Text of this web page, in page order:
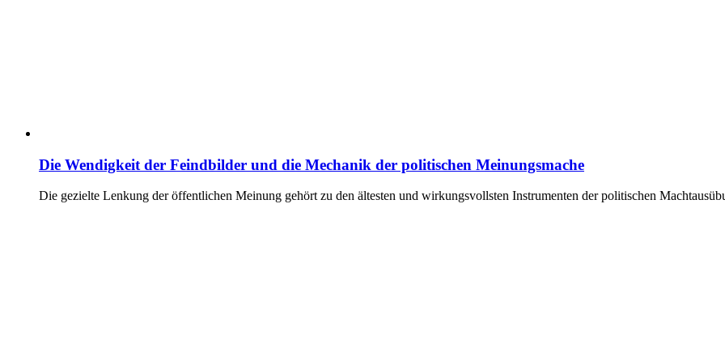
Die Wendigkeit der Feindbilder und die Mechanik der politischen Meinungsmache
Die gezielte Lenkung der öffentlichen Meinung gehört zu den ältesten und wirkungsvollsten Instrumenten der politischen